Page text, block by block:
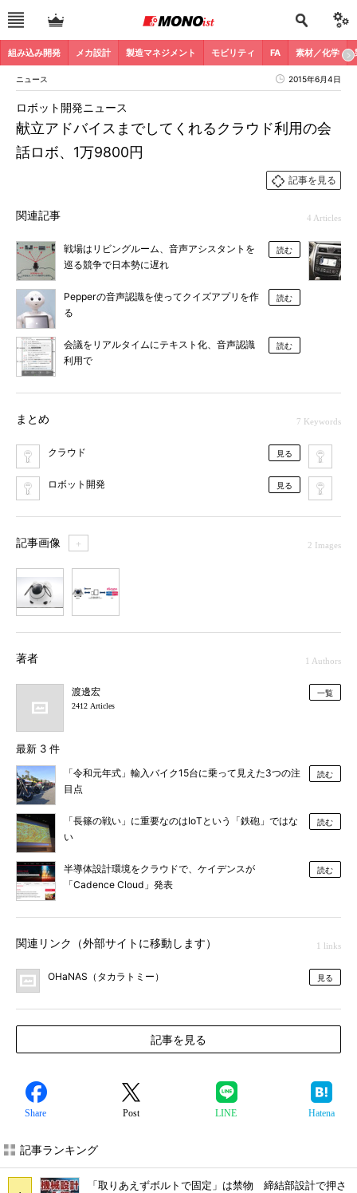
組み込み開発 メカ設計 製造マネジメント モビリティ FA 素材／化学
ニュース 2015年6月4日
献立アドバイスまでしてくれるクラウド利用の会
話ロボ、1万9800円
ロボット開発ニュース
記事を見る
関連記事 4 Articles
戦場はリビングルーム、音声アシスタントを
巡る競争で日本勢に遅れ
読む
Pepperの音声認識を使ってクイズアプリを作
る
読む
会議をリアルタイムにテキスト化、音声認識
利用で
読む
まとめ 7 Keywords
クラウド 見る
ロボット開発 見る
記事画像 ＋ 2 Images
著者 1 Authors
渡邊宏
2412 Articles
一覧
最新 3 件
「令和元年式」輸入バイク15台に乗って見えた3つの注
目点
読む
「長篠の戦い」に重要なのはIoTという「鉄砲」ではな
い
読む
半導体設計環境をクラウドで、ケイデンスが
「Cadence Cloud」発表
読む
関連リンク（外部サイトに移動します） 1 links
OHaNAS（タカラトミー） 見る
記事を見る
Share Post LINE Hatena
記事ランキング
「取りあえずボルトで固定」は禁物 締結部設計で押さ